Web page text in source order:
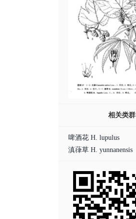
相关类群
啤酒花 H. lupulus
滇葎草 H. yunnanensis